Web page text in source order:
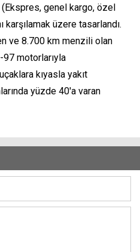
(Ekspres, genel kargo, özel
karşılamak üzere tasarlandı.
ve 8.700 km menzili olan
motorlarıyla
kıyasla yakıt
yüzde 40'a varan